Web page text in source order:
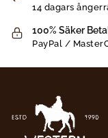
14 dagars
100% Säker
PayPal /